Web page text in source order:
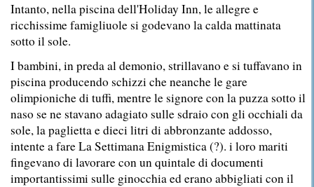
Intanto, nella piscina dell'Holiday Inn, le allegre e
ricchissime famigliuole si godevano la calda mattinata
sotto il sole.
I bambini, in preda al demonio, strillavano e si tuffavano in
piscina producendo schizzi che neanche le gare
olimpioniche di tuffi, mentre le signore con la puzza sotto il
naso se ne stavano adagiato sulle sdraio con gli occhiali da
sole, la paglietta e dieci litri di abbronzante addosso,
intente a fare La Settimana Enigmistica (?). i loro mariti
fingevano di lavorare con un quintale di documenti
importantissimi sulle ginocchia ed erano abbigliati con il